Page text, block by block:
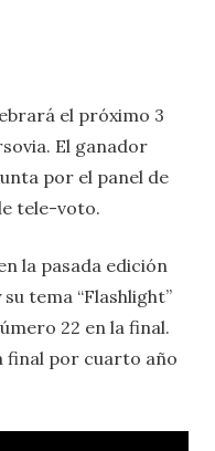
el próximo 3
El ganador
por el panel de
tele-voto.
la pasada edición
tema “Flashlight”
22 en la final.
final por cuarto año